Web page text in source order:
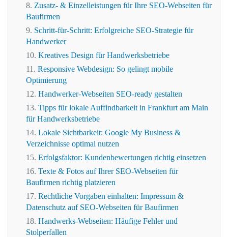
Zusatz- & Einzelleistungen für Ihre SEO-Webseiten für
Baufirmen
Schritt-für-Schritt: Erfolgreiche SEO-Strategie für
Handwerker
Kreatives Design für Handwerksbetriebe
Responsive Webdesign: So gelingt mobile
Optimierung
Handwerker-Webseiten SEO-ready gestalten
Tipps für lokale Auffindbarkeit in Frankfurt am Main
für Handwerksbetriebe
Lokale Sichtbarkeit: Google My Business &
Verzeichnisse optimal nutzen
Erfolgsfaktor: Kundenbewertungen richtig einsetzen
Texte & Fotos auf Ihrer SEO-Webseiten für
Baufirmen richtig platzieren
Rechtliche Vorgaben einhalten: Impressum &
Datenschutz auf SEO-Webseiten für Baufirmen
Handwerks-Webseiten: Häufige Fehler und
Stolperfallen